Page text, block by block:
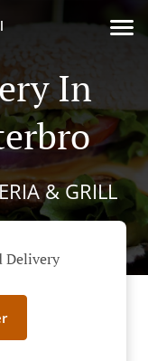
In
& GRILL
Delivery